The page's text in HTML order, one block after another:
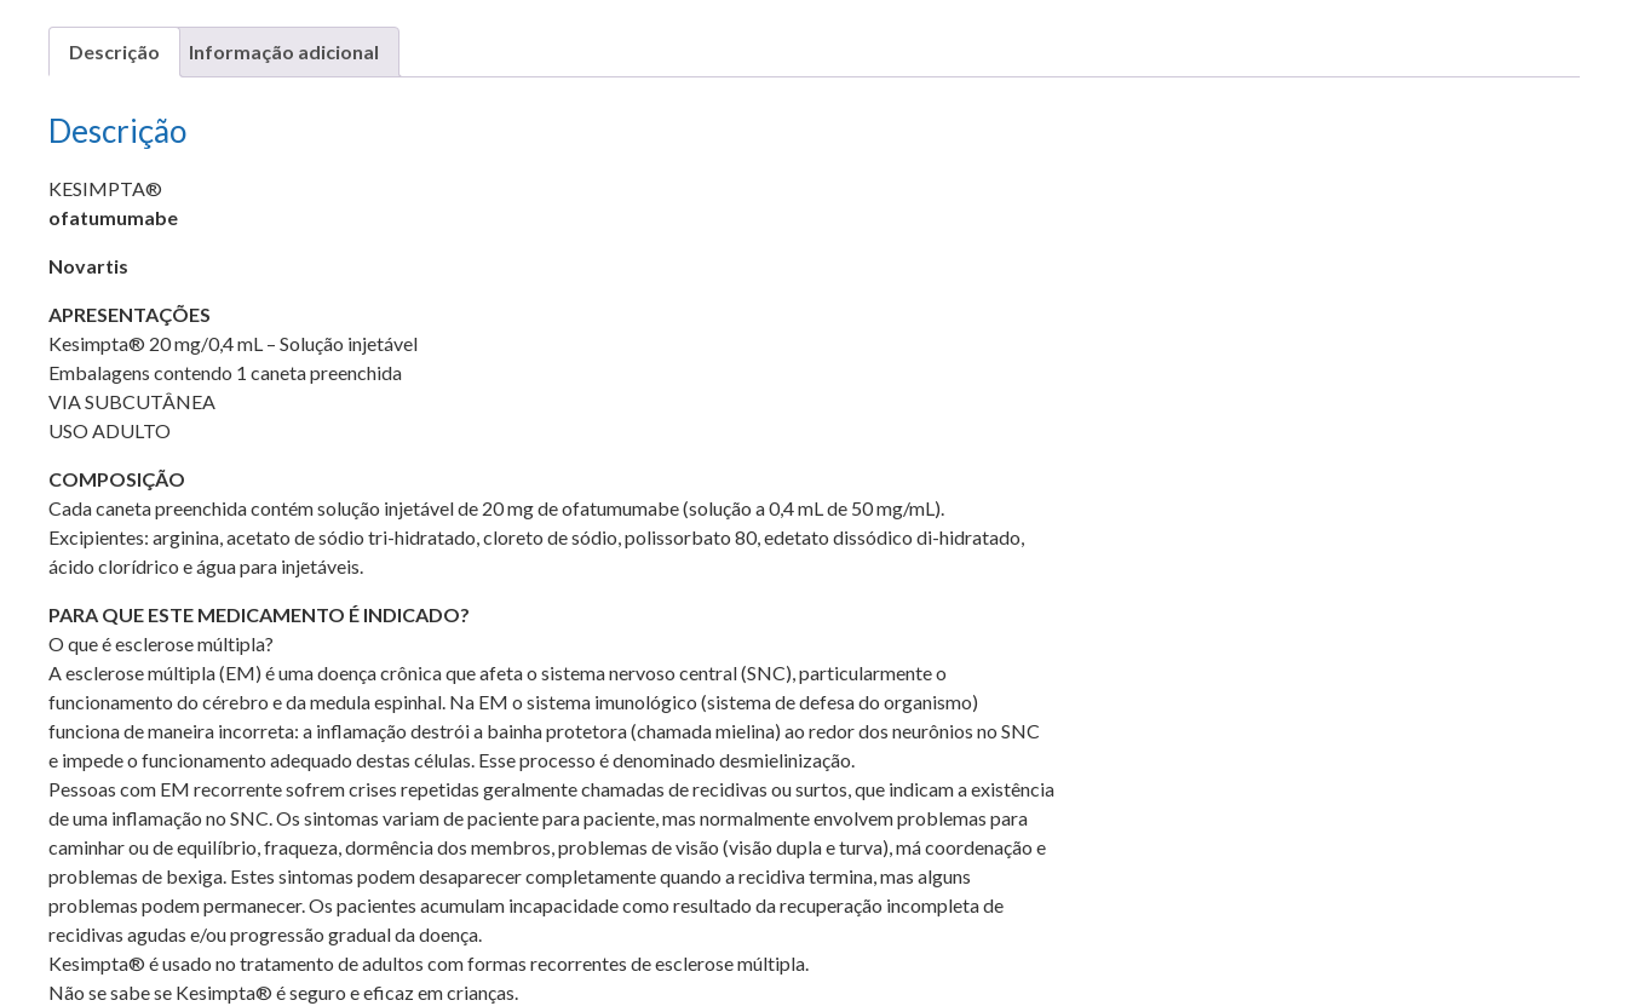
Descrição Informação adicional
Descrição
KESIMPTA®
ofatumumabe
Novartis
APRESENTAÇÕES
Kesimpta® 20 mg/0,4 mL – Solução injetável
Embalagens contendo 1 caneta preenchida
VIA SUBCUTÂNEA
USO ADULTO
COMPOSIÇÃO
Cada caneta preenchida contém solução injetável de 20 mg de ofatumumabe (solução a 0,4 mL de 50 mg/mL).
Excipientes: arginina, acetato de sódio tri-hidratado, cloreto de sódio, polissorbato 80, edetato dissódico di-hidratado,
ácido clorídrico e água para injetáveis.
PARA QUE ESTE MEDICAMENTO É INDICADO?
O que é esclerose múltipla?
A esclerose múltipla (EM) é uma doença crônica que afeta o sistema nervoso central (SNC), particularmente o
funcionamento do cérebro e da medula espinhal. Na EM o sistema imunológico (sistema de defesa do organismo)
funciona de maneira incorreta: a inflamação destrói a bainha protetora (chamada mielina) ao redor dos neurônios no SNC
e impede o funcionamento adequado destas células. Esse processo é denominado desmielinização.
Pessoas com EM recorrente sofrem crises repetidas geralmente chamadas de recidivas ou surtos, que indicam a existência
de uma inflamação no SNC. Os sintomas variam de paciente para paciente, mas normalmente envolvem problemas para
caminhar ou de equilíbrio, fraqueza, dormência dos membros, problemas de visão (visão dupla e turva), má coordenação e
problemas de bexiga. Estes sintomas podem desaparecer completamente quando a recidiva termina, mas alguns
problemas podem permanecer. Os pacientes acumulam incapacidade como resultado da recuperação incompleta de
recidivas agudas e/ou progressão gradual da doença.
Kesimpta® é usado no tratamento de adultos com formas recorrentes de esclerose múltipla.
Não se sabe se Kesimpta® é seguro e eficaz em crianças.